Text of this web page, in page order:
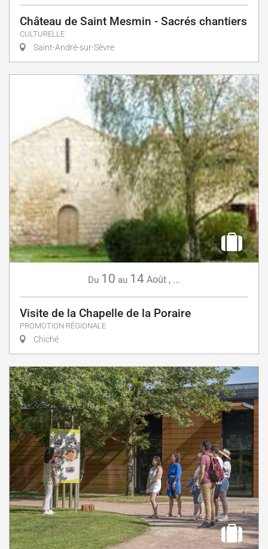
Château de Saint Mesmin - Sacrés chantiers
CULTURELLE
Saint-André-sur-Sèvre
Du 10 au 14 Août , ...
Visite de la Chapelle de la Poraire
PROMOTION RÉGIONALE
Chiché